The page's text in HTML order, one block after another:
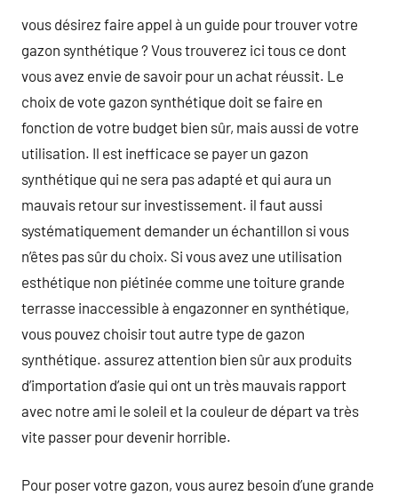
vous désirez faire appel à un guide pour trouver votre
gazon synthétique ? Vous trouverez ici tous ce dont
vous avez envie de savoir pour un achat réussit. Le
choix de vote gazon synthétique doit se faire en
fonction de votre budget bien sûr, mais aussi de votre
utilisation. Il est inefficace se payer un gazon
synthétique qui ne sera pas adapté et qui aura un
mauvais retour sur investissement. il faut aussi
systématiquement demander un échantillon si vous
n’êtes pas sûr du choix. Si vous avez une utilisation
esthétique non piétinée comme une toiture grande
terrasse inaccessible à engazonner en synthétique,
vous pouvez choisir tout autre type de gazon
synthétique. assurez attention bien sûr aux produits
d’importation d’asie qui ont un très mauvais rapport
avec notre ami le soleil et la couleur de départ va très
vite passer pour devenir horrible.
Pour poser votre gazon, vous aurez besoin d’une grande